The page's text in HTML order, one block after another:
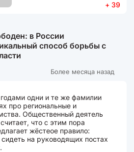
+ 39
в России
способ борьбы с
Более месяца назад
одни и те же фамилии
про региональные и
Общественный деятель
что с этим пора
жёстеое правило:
на руководящих постах